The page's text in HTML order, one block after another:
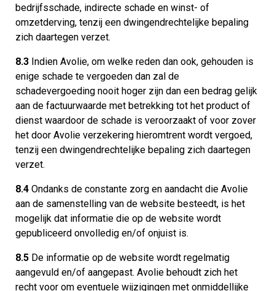
bedrijfsschade, indirecte schade en winst- of
omzetderving, tenzij een dwingendrechtelijke bepaling
zich daartegen verzet.
8.3 Indien Avolie, om welke reden dan ook, gehouden is
enige schade te vergoeden dan zal de
schadevergoeding nooit hoger zijn dan een bedrag gelijk
aan de factuurwaarde met betrekking tot het product of
dienst waardoor de schade is veroorzaakt of voor zover
het door Avolie verzekering hieromtrent wordt vergoed,
tenzij een dwingendrechtelijke bepaling zich daartegen
verzet.
8.4 Ondanks de constante zorg en aandacht die Avolie
aan de samenstelling van de website besteedt, is het
mogelijk dat informatie die op de website wordt
gepubliceerd onvolledig en/of onjuist is.
8.5 De informatie op de website wordt regelmatig
aangevuld en/of aangepast. Avolie behoudt zich het
recht voor om eventuele wijzigingen met onmiddellijke